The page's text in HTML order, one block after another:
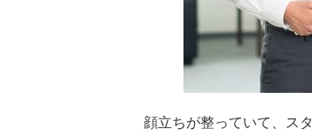
顔立ちが整っていて、ス